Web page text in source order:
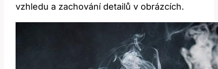
vzhledu a zachování detailů v obrázcích.